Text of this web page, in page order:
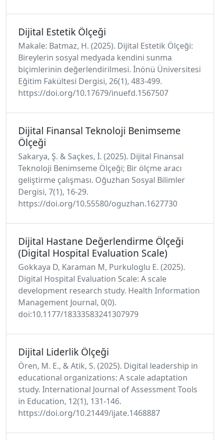
Dijital Estetik Ölçeği
Makale: Batmaz, H. (2025). Dijital Estetik Ölçeği:
Bireylerin sosyal medyada kendini sunma
biçimlerinin değerlendirilmesi. İnönü Üniversitesi
Eğitim Fakültesi Dergisi, 26(1), 483-499.
https://doi.org/10.17679/inuefd.1567507
Dijital Finansal Teknoloji Benimseme
Ölçeği
Sakarya, Ş. & Saçkes, İ. (2025). Dijital Finansal
Teknoloji Benimseme Ölçeği; Bir ölçme aracı
geliştirme çalışması. Oğuzhan Sosyal Bilimler
Dergisi, 7(1), 16-29.
https://doi.org/10.55580/oguzhan.1627730
Dijital Hastane Değerlendirme Ölçeği
(Digital Hospital Evaluation Scale)
Gokkaya D, Karaman M, Purkuloglu E. (2025).
Digital Hospital Evaluation Scale: A scale
development research study. Health Information
Management Journal, 0(0).
doi:10.1177/18333583241307979
Dijital Liderlik Ölçeği
Ören, M. E., & Atik, S. (2025). Digital leadership in
educational organizations: A scale adaptation
study. International Journal of Assessment Tools
in Education, 12(1), 131-146.
https://doi.org/10.21449/ijate.1468887